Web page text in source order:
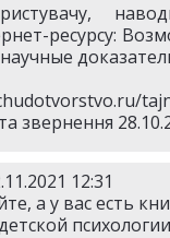
ресурсу:
звернення
12:31
а у вас есть